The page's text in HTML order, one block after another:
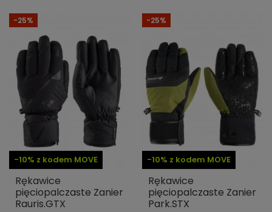
-10% z kodem MOVE
-25%
Rękawice
pięciopalczaste Zanier
Rauris.GTX
-10% z kodem MOVE
-25%
Rękawice
pięciopalczaste Zanier
Park.STX